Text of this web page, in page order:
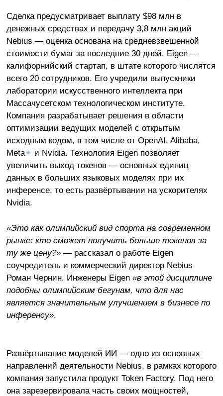
Сделка предусматривает выплату $98 млн в
денежных средствах и передачу 3,8 млн акций
Nebius — оценка основана на средневзвешенной
стоимости бумаг за последние 30 дней. Eigen —
калифорнийский стартап, в штате которого числятся
всего 20 сотрудников. Его учредили выпускники
лаборатории искусственного интеллекта при
Массачусетском технологическом институте.
Компания разрабатывает решения в области
оптимизации ведущих моделей с открытым
исходным кодом, в том числе от OpenAI, Alibaba,
Meta✴ и Nvidia. Технология Eigen позволяет
увеличить выход токенов — основных единиц
данных в больших языковых моделях при их
инференсе, то есть развёртывании на ускорителях
Nvidia.
«Это как олимпийский вид спорта на современном
рынке: кто сможет получить больше токенов за
ту же цену?»— рассказал о работе Eigen
соучредитель и коммерческий директор Nebius
Роман Чернин. Инженеры Eigen «в этой дисциплине
подобны олимпийским бегунам, что для нас
является значительным улучшением в бизнесе по
инференсу».
Развёртывание моделей ИИ — одно из основных
направлений деятельности Nebius, в рамках которого
компания запустила продукт Token Factory. Под него
она зарезервировала часть своих мощностей,